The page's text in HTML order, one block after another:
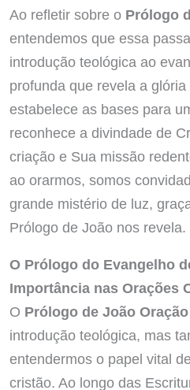
Ao refletir sobre o Prólogo
entendemos que essa
introdução teológica ao
profunda que revela a
estabelece as bases para
reconhece a divindade de
criação e Sua missão
ao orarmos, somos
grande mistério de luz,
Prólogo de João nos revela.
O Prólogo do Evangelho
Importância nas Orações
O Prólogo de João Oração
introdução teológica, mas
entendermos o papel vital
cristão. Ao longo das